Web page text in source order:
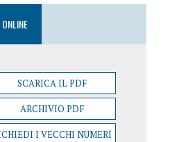
SCARICA IL PDF
ARCHIVIO PDF
I VECCHI NUMERI